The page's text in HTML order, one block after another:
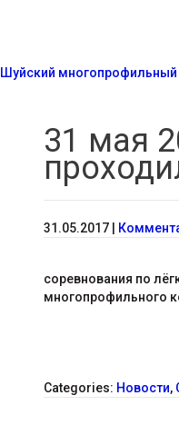
Шуйский
31 мая
31.05.2017
соревнования по
многопрофильного
Categories: Новости,